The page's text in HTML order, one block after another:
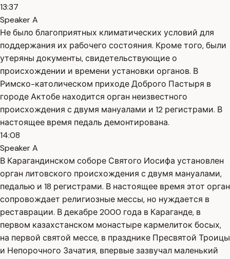
13:37
Speaker A
Не было благоприятных климатических условий для
поддержания их рабочего состояния. Кроме того, были
утеряны документы, свидетельствующие о
происхождении и времени установки органов. В
Римско-католическом приходе Доброго Пастыря в
городе Актобе находится орган неизвестного
происхождения с двумя мануалами и 12 регистрами. В
настоящее время педаль демонтирована.
14:08
Speaker A
В Карагандинском соборе Святого Иосифа установлен
орган литовского происхождения с двумя мануалами,
педалью и 18 регистрами. В настоящее время этот орган
сопровождает религиозные мессы, но нуждается в
реставрации. В декабре 2000 года в Караганде, в
первом казахстанском монастыре кармелиток босых,
на первой святой мессе, в празднике Пресвятой Троицы
и Непорочного Зачатия, впервые зазвучал маленький